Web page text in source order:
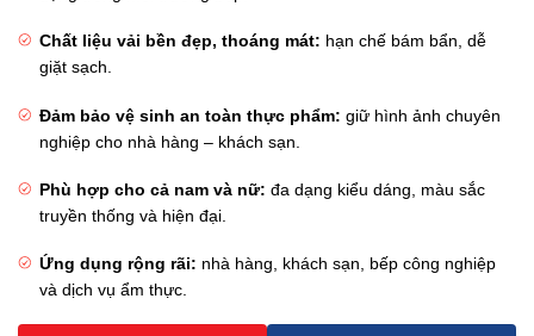
Chất liệu vải bền đẹp, thoáng mát: hạn chế bám bẩn, dễ
giặt sạch.
Đảm bảo vệ sinh an toàn thực phẩm: giữ hình ảnh chuyên
nghiệp cho nhà hàng – khách sạn.
Phù hợp cho cả nam và nữ: đa dạng kiểu dáng, màu sắc
truyền thống và hiện đại.
Ứng dụng rộng rãi: nhà hàng, khách sạn, bếp công nghiệp
và dịch vụ ẩm thực.